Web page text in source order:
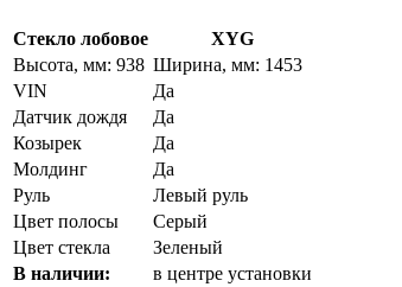
Стекло лобовое
XYG
Высота, мм: 938 Ширина, мм: 1453
VIN
Да
Датчик дождя
Да
Козырек
Да
Молдинг
Да
Руль
Левый руль
Цвет полосы
Серый
Цвет стекла
Зеленый
В наличии:
в центре установки